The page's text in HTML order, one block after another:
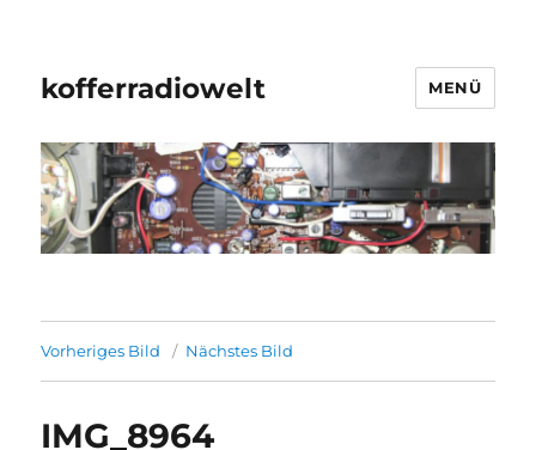
kofferradiowelt MENÜ
Vorheriges Bild Nächstes Bild
IMG_8964